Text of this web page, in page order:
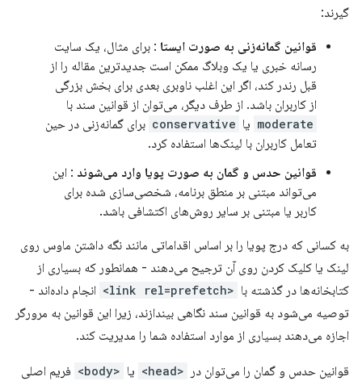
گیرند:
قوانین گمانه‌زنی به صورت ایستا : برای مثال، یک سایت
رسانه خبری یا یک وبلاگ ممکن است جدیدترین مقاله را از
قبل رندر کند، اگر این اغلب ناوبری بعدی برای بخش بزرگی
از کاربران باشد. از طرف دیگر، می‌توان از قوانین سند با
moderate ​​یا conservative برای گمانه‌زنی در حین
تعامل کاربران با لینک‌ها استفاده کرد.
قوانین حدس و گمان به صورت پویا وارد می‌شوند : این
می‌تواند مبتنی بر منطق برنامه، شخصی‌سازی شده برای
کاربر یا مبتنی بر سایر روش‌های اکتشافی باشد.
به کسانی که درج پویا را بر اساس اقداماتی مانند نگه داشتن ماوس روی
لینک یا کلیک کردن روی آن ترجیح می‌دهند - همانطور که بسیاری از
کتابخانه‌ها در گذشته با <link rel=prefetch>
انجام داده‌اند -
توصیه می‌شود به قوانین سند نگاهی بیندازند، زیرا این قوانین به مرورگر
اجازه می‌دهند بسیاری از موارد استفاده شما را مدیریت کند.
قوانین حدس و گمان را می‌توان در <head> یا <body>
فریم اصلی